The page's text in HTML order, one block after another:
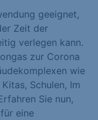
geeignet,
Zeit der
verlegen kann.
zur Corona
wie
Schulen, Im
Sie nun,
eine